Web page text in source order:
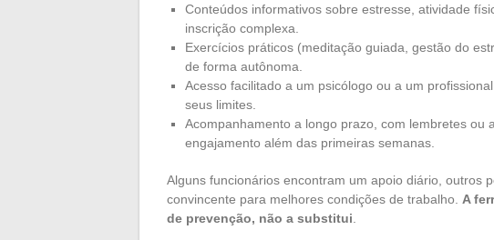
Conteúdos informativos sobre estresse, atividade
inscrição complexa.
Exercícios práticos (meditação guiada, gestão do
de forma autônoma.
Acesso facilitado a um psicólogo ou a um
seus limites.
Acompanhamento a longo prazo, com lembretes ou
engajamento além das primeiras semanas.
Alguns funcionários encontram um apoio diário, outros
convincente para melhores condições de trabalho. A
de prevenção, não a substitui